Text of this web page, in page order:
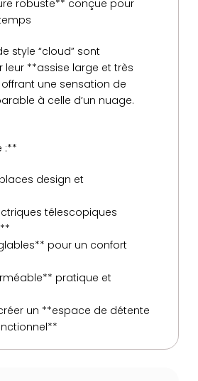
robuste** conçue pour
style “cloud” sont
leur **assise large et très
une sensation de
à celle d’un nuage.
:**
design et
télescopiques
pour un confort
pratique et
un **espace de détente